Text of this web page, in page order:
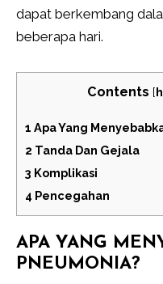
dapat berkembang
beberapa hari.
Contents [
1 Apa Yang
2 Tanda Dan Gejala
3 Komplikasi
4 Pencegahan
APA YANG
PNEUMONIA?